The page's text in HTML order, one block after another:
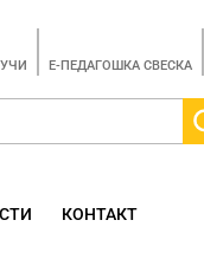
УЧИ Е-ПЕДАГОШКА СВЕСКА
КОНТАКТ